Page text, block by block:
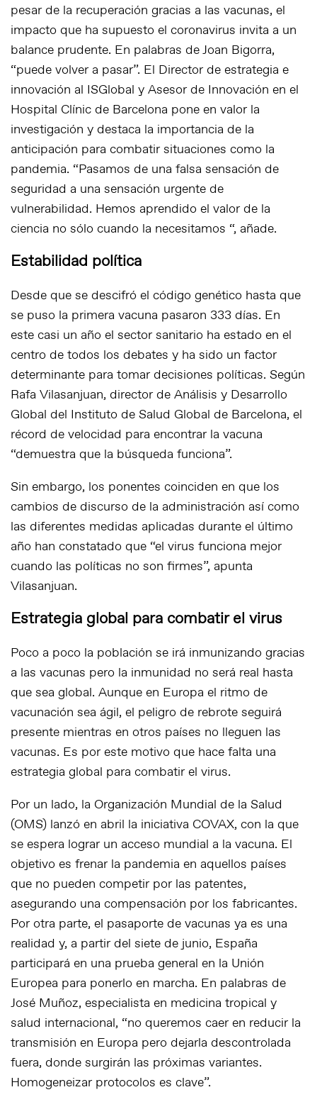
pesar de la recuperación gracias a las vacunas, el
impacto que ha supuesto el coronavirus invita a un
balance prudente. En palabras de Joan Bigorra,
“puede volver a pasar”. El Director de estrategia e
innovación al ISGlobal y Asesor de Innovación en el
Hospital Clínic de Barcelona pone en valor la
investigación y destaca la importancia de la
anticipación para combatir situaciones como la
pandemia. “Pasamos de una falsa sensación de
seguridad a una sensación urgente de
vulnerabilidad. Hemos aprendido el valor de la
ciencia no sólo cuando la necesitamos “, añade.
Estabilidad política
Desde que se descifró el código genético hasta que
se puso la primera vacuna pasaron 333 días. En
este casi un año el sector sanitario ha estado en el
centro de todos los debates y ha sido un factor
determinante para tomar decisiones políticas. Según
Rafa Vilasanjuan, director de Análisis y Desarrollo
Global del Instituto de Salud Global de Barcelona, ​​el
récord de velocidad para encontrar la vacuna
“demuestra que la búsqueda funciona”.
Sin embargo, los ponentes coinciden en que los
cambios de discurso de la administración así como
las diferentes medidas aplicadas durante el último
año han constatado que “el virus funciona mejor
cuando las políticas no son firmes”, apunta
Vilasanjuan.
Estrategia global para combatir el virus
Poco a poco la población se irá inmunizando gracias
a las vacunas pero la inmunidad no será real hasta
que sea global. Aunque en Europa el ritmo de
vacunación sea ágil, el peligro de rebrote seguirá
presente mientras en otros países no lleguen las
vacunas. Es por este motivo que hace falta una
estrategia global para combatir el virus.
Por un lado, la Organización Mundial de la Salud
(OMS) lanzó en abril la iniciativa COVAX, con la que
se espera lograr un acceso mundial a la vacuna. El
objetivo es frenar la pandemia en aquellos países
que no pueden competir por las patentes,
asegurando una compensación por los fabricantes.
Por otra parte, el pasaporte de vacunas ya es una
realidad y, a partir del siete de junio, España
participará en una prueba general en la Unión
Europea para ponerlo en marcha. En palabras de
José Muñoz, especialista en medicina tropical y
salud internacional, “no queremos caer en reducir la
transmisión en Europa pero dejarla descontrolada
fuera, donde surgirán las próximas variantes.
Homogeneizar protocolos es clave”.